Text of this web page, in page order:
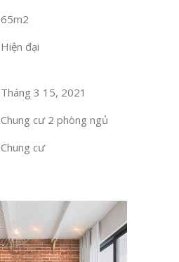
65m2
Hiện đại
Tháng 3 15, 2021
Chung cư 2 phòng ngủ
Chung cư